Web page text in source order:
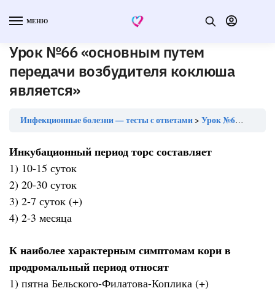
МЕНЮ
Урок №66 «основным путем
передачи возбудителя коклюша
является»
Инфекционные болезни — тесты с ответами Урок №66 «основным путем передачи возбудителя коклюша является»
Инкубационный период торс составляет
1) 10-15 суток
2) 20-30 суток
3) 2-7 суток (+)
4) 2-3 месяца
К наиболее характерным симптомам кори в
продромальный период относят
1) пятна Бельского-Филатова-Коплика (+)